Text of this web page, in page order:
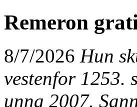
Remeron
8/7/2026 Hun
vestenfor 1253.
unna 2007.